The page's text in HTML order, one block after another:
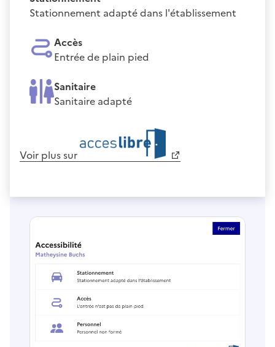
Stationnement adapté dans l'établissement
Accès
Entrée de plain pied
Sanitaire
Sanitaire adapté
Voir plus sur